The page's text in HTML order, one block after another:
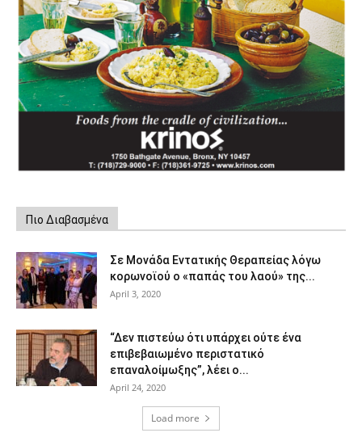
Πιο Διαβασμένα
Σε Μονάδα Εντατικής Θεραπείας λόγω
κορωνοϊού ο «παπάς του λαού» της...
April 3, 2020
“Δεν πιστεύω ότι υπάρχει ούτε ένα
επιβεβαιωμένο περιστατικό
επαναλοίμωξης”, λέει ο...
April 24, 2020
Load more